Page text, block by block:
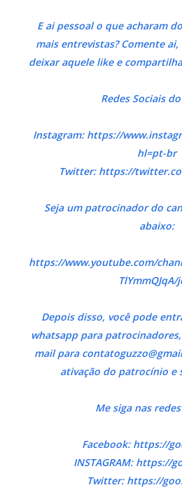
E ai pessoal o que acharam
mais entrevistas? Comente
deixar aquele like e
Redes Sociais
Instagram: https://
hl=pt-br
Twitter: https://
Seja um patrocinador do
abaixo:
https://www.youtube.com/
TlYmmQJqA/
Depois disso, você pode
whatsapp para
mail para
ativação do patrocínio e
Me siga nas
Facebook: https://
INSTAGRAM: https://
Twitter: https://